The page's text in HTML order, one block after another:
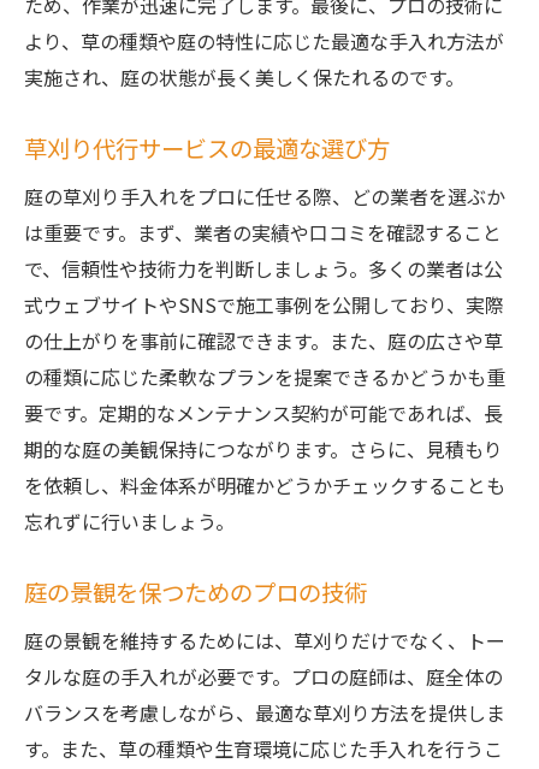
草刈りサービスで実感する地域の利点
庭の草刈り手入れをプロに依頼することで得ら
プロの効率的な草刈りで時間を節約
庭の草刈りをプロに任せることで得る余暇
草刈り代行サービスの時間節約効果
プロの手際よい草刈り手入れのスピード
時間管理における草刈りプロの強み
効率的な庭の維持方法とプロの草刈り
茨城県の草刈り代行サービスが提供する庭の美
しさの秘訣
プロが提案する美しい庭を保つ秘訣
草刈り代行で叶う庭の長期的な美観
草刈りプロによる庭の美しさの持続方法
庭の草刈りで実現する美しい景観管理
茨城県の庭を彩るプロの草刈り技法
庭の草刈り手入れはプロに任せるのが賢明な理
由
より、草の種類や庭の特性に応じた最適な手入れ方法が
実施され、庭の状態が長く美しく保たれるのです。
草刈り代行サービスの最適な選び方
庭の草刈り手入れをプロに任せる際、どの業者を選ぶか
は重要です。まず、業者の実績や口コミを確認すること
で、信頼性や技術力を判断しましょう。多くの業者は公
式ウェブサイトやSNSで施工事例を公開しており、実際
の仕上がりを事前に確認できます。また、庭の広さや草
の種類に応じた柔軟なプランを提案できるかどうかも重
要です。定期的なメンテナンス契約が可能であれば、長
期的な庭の美観保持につながります。さらに、見積もり
を依頼し、料金体系が明確かどうかチェックすることも
忘れずに行いましょう。
庭の景観を保つためのプロの技術
庭の景観を維持するためには、草刈りだけでなく、トー
タルな庭の手入れが必要です。プロの庭師は、庭全体の
バランスを考慮しながら、最適な草刈り方法を提供しま
す。また、草の種類や生育環境に応じた手入れを行うこ